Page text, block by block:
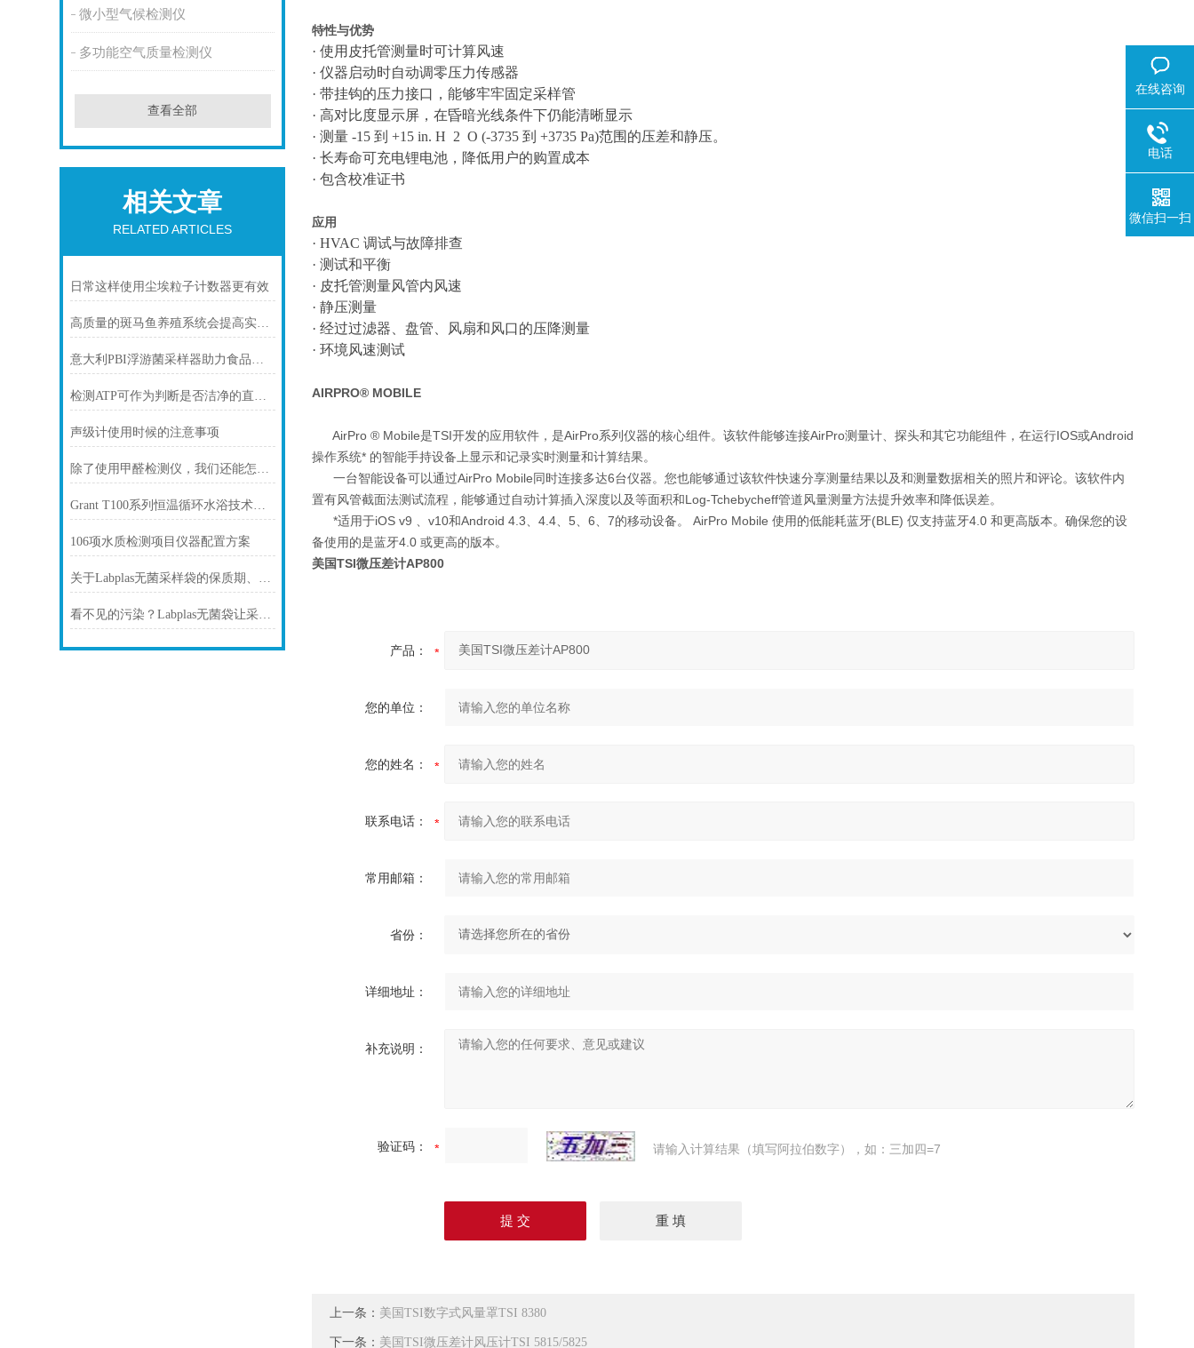
微小型气候检测仪
多功能空气质量检测仪
查看全部
相关文章
RELATED ARTICLES
日常这样使用尘埃粒子计数器更有效
高质量的斑马鱼养殖系统会提高实验结果的准确性
意大利PBI浮游菌采样器助力食品安全微生物监控
检测ATP可作为判断是否洁净的直观指标
声级计使用时候的注意事项
除了使用甲醛检测仪，我们还能怎么了解甲醛
Grant T100系列恒温循环水浴技术参数
106项水质检测项目仪器配置方案
关于Labplas无菌采样袋的保质期、储存与使用常见问题解答
看不见的污染？Labplas无菌袋让采样更安心
特性与优势
· 使用皮托管测量时可计算风速
·仪器启动时自动调零压力传感器
·带挂钩的压力接口，能够牢牢固定采样管
·高对比度显示屏，在昏暗光线条件下仍能清晰显示
·测量 -15 到 +15 in. H 2 O (-3735 到 +3735 Pa)范围的压差和静压。
·长寿命可充电锂电池，降低用户的购置成本
·包含校准证书
应用
·HVAC 调试与故障排查
·测试和平衡
· 皮托管测量风管内风速
·静压测量
·经过过滤器、盘管、风扇和风口的压降测量
·环境风速测试
AIRPRO® MOBILE
AirPro ® Mobile是TSI开发的应用软件，是AirPro系列仪器的核心组件。该软件能够连接AirPro测量计、探头和其它功能组件，在运行IOS或Android
操作系统* 的智能手持设备上显示和记录实时测量和计算结果。
一台智能设备可以通过AirPro Mobile同时连接多达6台仪器。您也能够通过该软件快速分享测量结果以及和测量数据相关的照片和评论。该软件内
置有风管截面法测试流程，能够通过自动计算插入深度以及等面积和Log-Tchebycheff管道风量测量方法提升效率和降低误差。
*适用于iOS v9 、v10和Android 4.3、4.4、5、6、7的移动设备。 AirPro Mobile 使用的低能耗蓝牙(BLE) 仅支持蓝牙4.0 和更高版本。确保您的设
备使用的是蓝牙4.0 或更高的版本。
美国TSI微压差计AP800
产品：
您的单位：
您的姓名：
联系电话：
常用邮箱：
省份：
详细地址：
补充说明：
验证码： 请输入计算结果（填写阿拉伯数字），如：三加四=7
上一条： 美国TSI数字式风量罩TSI 8380
下一条： 美国TSI微压差计风压计TSI 5815/5825
在线咨询
电话
微信扫一扫